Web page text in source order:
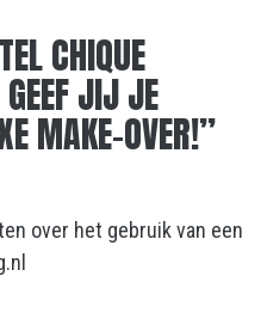
CHIQUE
JIJ JE
MAKE-OVER!”
over het gebruik van een